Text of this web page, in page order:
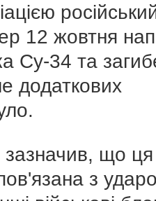
12 жовтня
Су-34 та
додаткових
що ця
з